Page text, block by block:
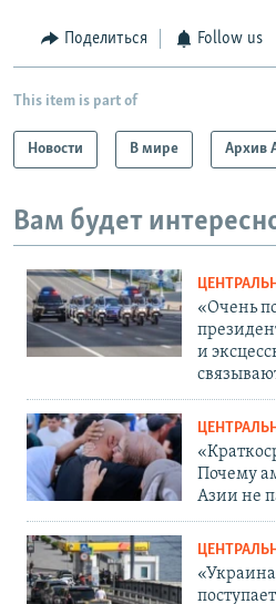
Поделиться Follow us
This item is part of
Новости В мире Архив
Вам будет
«Очень
и
Почему
Азии не